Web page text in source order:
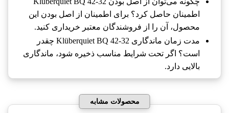
اطمینان حاصل کرد؟ برای اطمینان از اصل بودن این
محصول، آن را از فروشندگان معتبر خریداری کنید.
مدت زمان ماندگاری Klüberquiet BQ 42-32 چقدر
است؟ اگر تحت شرایط مناسب ذخیره شود، ماندگاری
بالایی دارد.
محصولات مشابه